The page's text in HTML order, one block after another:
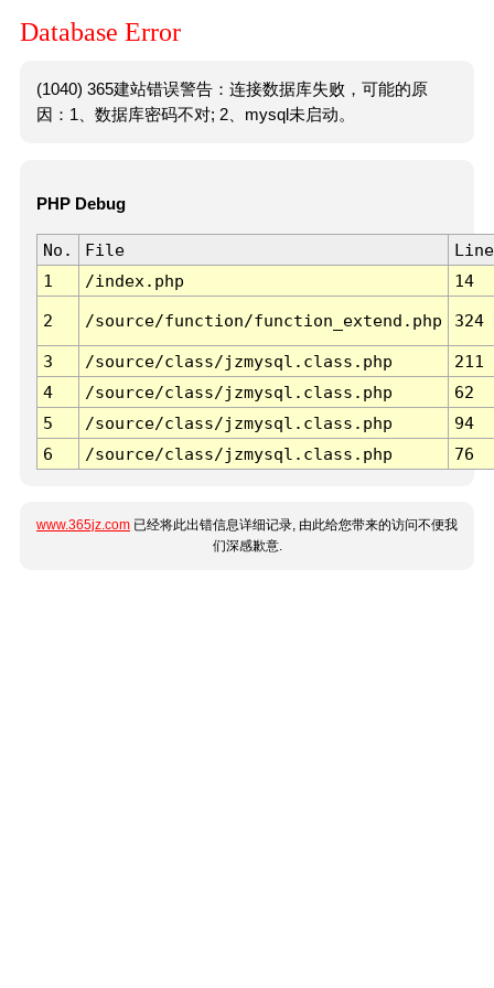
Database Error
(1040) 365建站错误警告：连接数据库失败，可能的原
因：1、数据库密码不对; 2、mysql未启动。
PHP Debug
No. File
Line
1
/index.php 14
2 /source/function/function_extend.php 324
3 /source/class/jzmysql.class.php
211
4
/source/class/jzmysql.class.php
62
5
/source/class/jzmysql.class.php
94
6
/source/class/jzmysql.class.php 76
www.365jz.com 已经将此出错信息详细记录, 由此给您带来的访问不便我
们深感歉意.